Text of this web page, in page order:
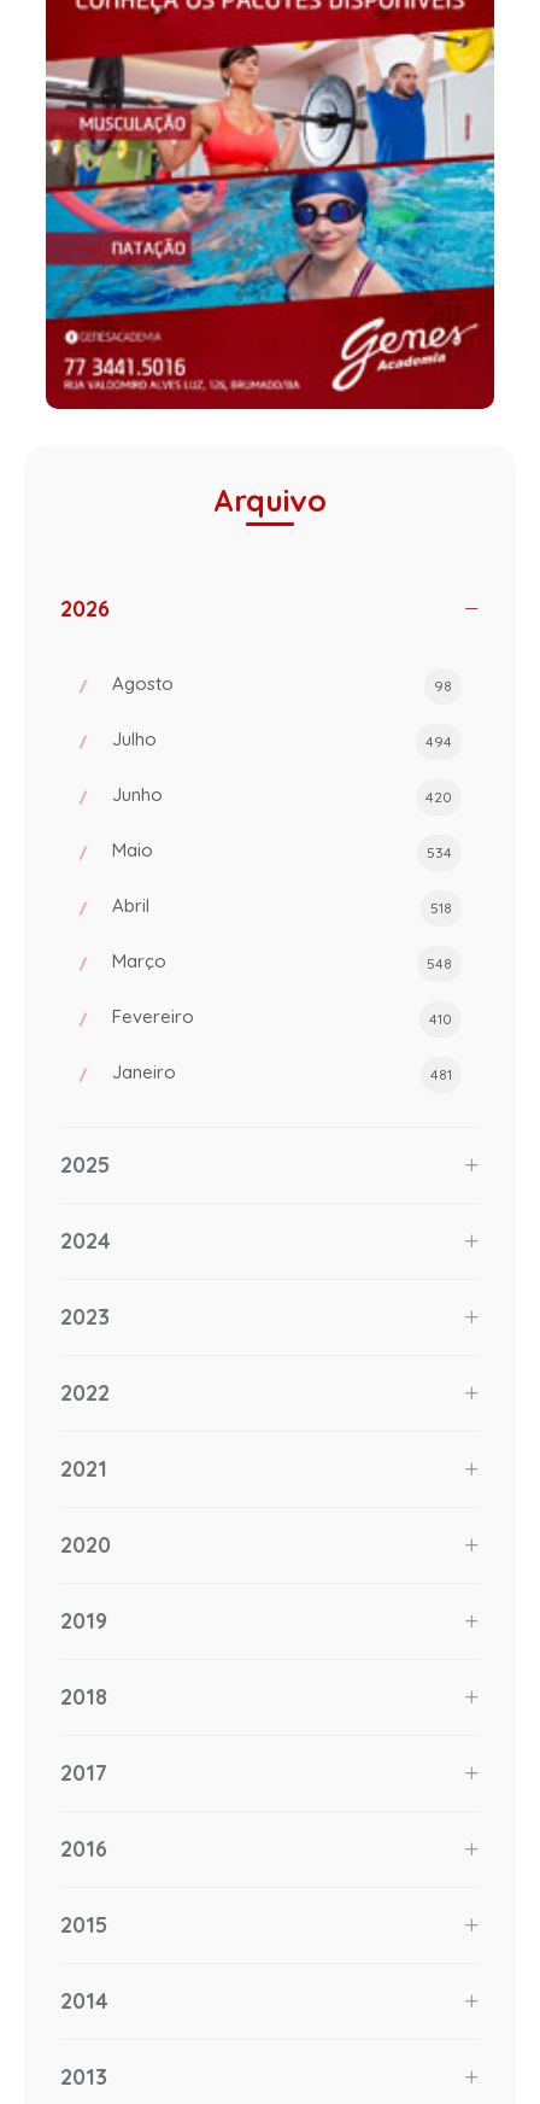
Arquivo
2026
Agosto 98
Julho 494
Junho 420
Maio 534
Abril 518
Março 548
Fevereiro 410
Janeiro 481
2025
2024
2023
2022
2021
2020
2019
2018
2017
2016
2015
2014
2013